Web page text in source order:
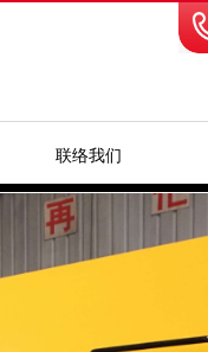
联络我们